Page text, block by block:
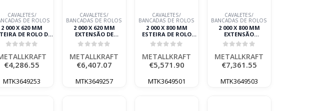
CAVALETES/
DE ROLOS
2 000 X 620 MM
DE ROLO DE
DESCARGA1
000 KG/M
METALLKRAFT
€4,286.55
MTK3649253
CAVALETES/
BANCADAS DE ROLOS
2 000 X 620 MM
EXTENSÃO DE
ESTEIRA DE ROLOS
MOTORIZADA
METALLKRAFT
METALLKRAFT
€6,407.07
MTK3649257
CAVALETES/
BANCADAS DE ROLOS
2 000 X 800 MM
ESTEIRA DE ROLO
METALLKRAFT
METALLKRAFT
€5,571.90
MTK3649501
CAVALETES/
BANCADAS DE ROLOS
2 000 X 800 MM
EXTENSÃO
MOTORIZADA
METALLKRAFT
METALLKRAFT
€7,361.55
MTK3649503